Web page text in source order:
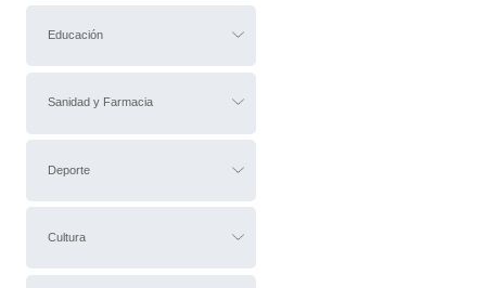
Educación
Sanidad y Farmacia
Deporte
Cultura